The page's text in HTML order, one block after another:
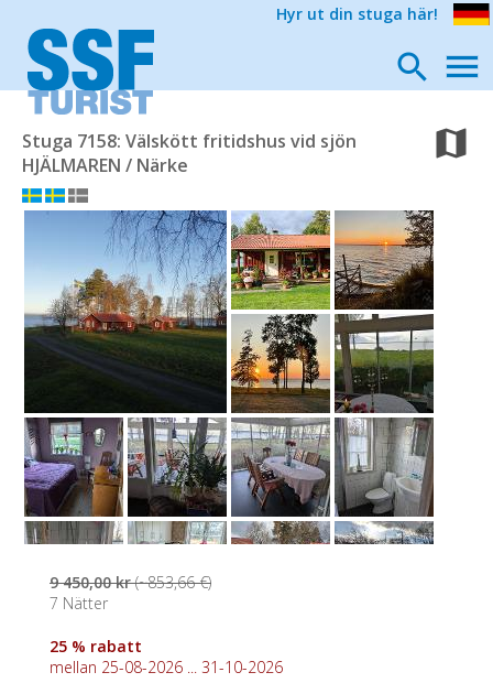
Hyr ut din stuga här!
Stuga 7158: Välskött fritidshus vid sjön
HJÄLMAREN / Närke
9 450,00 kr(~853,66 €)
7 Nätter
25 % rabatt
mellan 25-08-2026 ... 31-10-2026